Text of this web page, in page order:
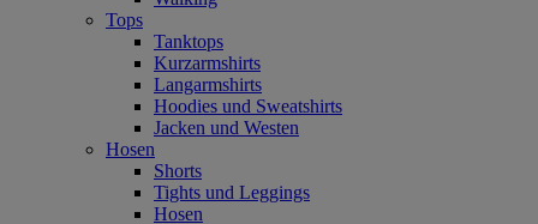
Tops
Tanktops
Kurzarmshirts
Langarmshirts
Hoodies und Sweatshirts
Jacken und Westen
Hosen
Shorts
Tights und Leggings
Hosen